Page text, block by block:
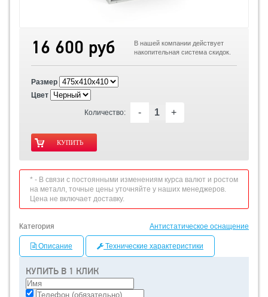
КУПИТЬ В 1 КЛИК
16 600 руб
В нашей компании действует
накопительная система скидок.
Размер
Цвет
Количество: - +
* - В связи с постоянными изменениям курса валют и ростом
на металл, точные цены уточняйте у наших менеджеров.
Цена не включает доставку.
Категория Антистатическое оснащение
Описание Технические характеристики